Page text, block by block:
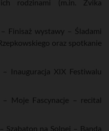
rodzinami (m.in. Zvika
Finisaż wystawy – Śladami
oraz spotkanie
Inauguracja XIX Festiwalu
– Moje Fascynacje – recital
Szabaton na Solnej – Banda